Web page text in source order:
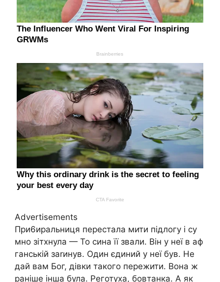
Advertisements
При6иральниця перестала мити підлогу і су
мно зітхнула — То сина її звали. Він у неї в аф
ганській заrинув. Один єдиний у неї був. Не
дай вам Бог, дівки такого пережити. Вона ж
раніше інша була. Реготуха, бовтанка. А як